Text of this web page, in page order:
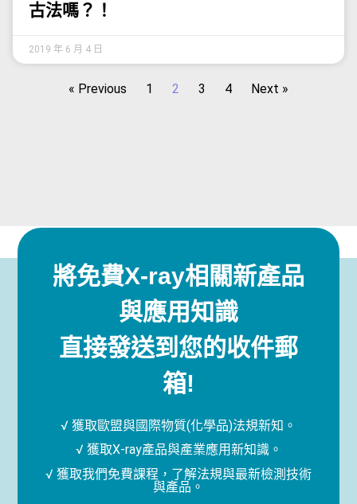
古法嗎？！
2019 年 6 月 4 日
« Previous 1 2 3 4 Next »
將免費X-ray相關新產品
與應用知識
直接發送到您的收件郵
箱!
√ 獲取歐盟與國際物質(化學品)法規新知。
√ 獲取X-ray產品與產業應用新知識。
√ 獲取我們免費課程，了解法規與最新檢測技術
與產品。